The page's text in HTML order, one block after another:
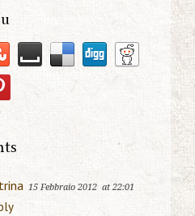
15 Febbraio 2012 at 22:01